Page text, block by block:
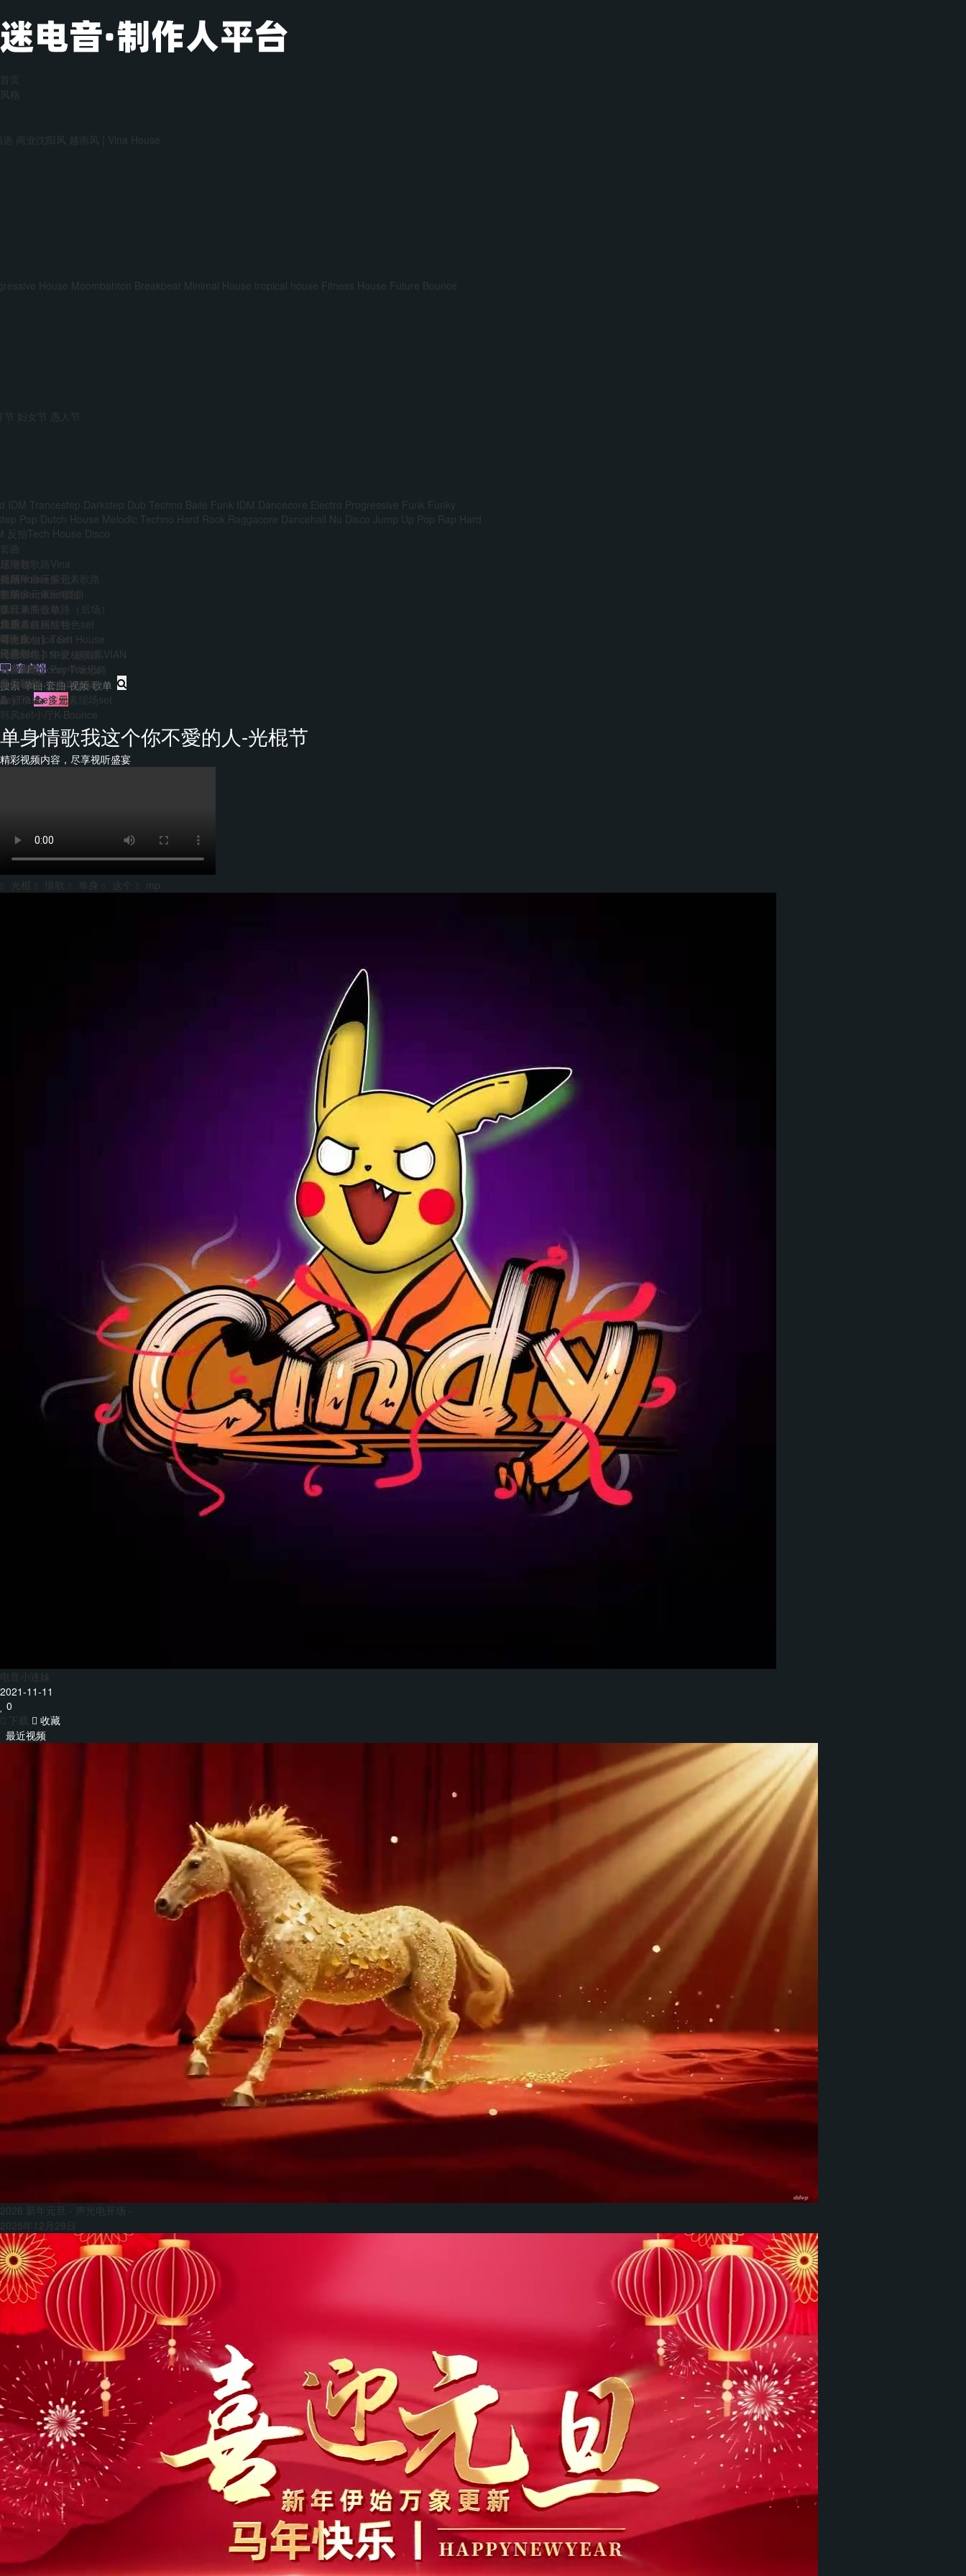
首页
风格
商业沈阳风 越南风 | Vina House
House Moombahton Breakbeat Minimal House tropical house Fitness House Future Bounce
节 妇女节 愚人节
IDM Trancestep Darkstep Dub Techno Baile Funk IDM Dancecore Electro Progressive Funk Funky
Pop Dutch House Melodic Techno Hard Rock Raggacore Dancehall Nu Disco Jump Up Pop Rap Hard
反拍Tech House Disco
套曲
越南鼓歌路Vina
前场House多元素歌路
主场多元素set套曲
多元素商业歌路（后场）
江南霓虹网红特色set
中文Bounce Set
Hard140-150硬核歌路
EDM&Bigroom中场思路
Bounce多元素商业歌路
PsyTrance多元素现场set
韩风set小厅K-Bounce
压缩包
外网单曲压缩包
韩国boune压缩包
迷音单曲歌单
精选单曲压缩包
【合集包】Tech House
【合集包】中文/越南风VIAN
【合集包】Psy Trance
视频
歌单
DJ
音乐人
艺术家
免费
VIP
主题包
免费套曲
每日福利
AI
干声制作
套曲制作
音乐制作
转换
客户端
登录 注册
单身情歌我这个你不愛的人-光棍节
精彩视频内容，尽享视听盛宴
光棍 情歌 单身 这个 mp
电音小迷妹
2021-11-11
0
下载
收藏
最近视频
2026 新年元旦 - 声光电开场 -
2025年12月29日